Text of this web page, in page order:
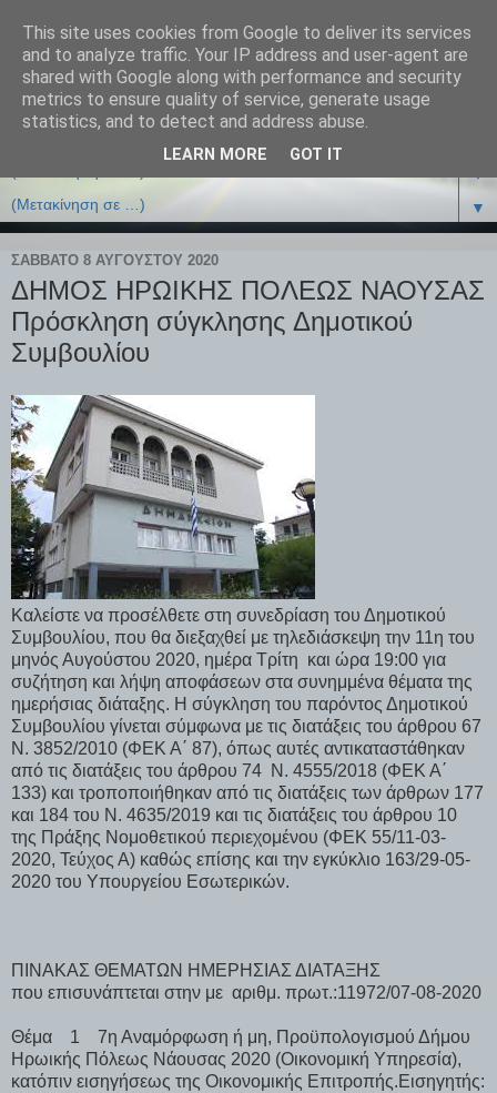
▼
▼
ΣΆΒΒΑΤΟ 8 ΑΥΓΟΎΣΤΟΥ 2020
ΔΗΜΟΣ ΗΡΩΙΚΗΣ ΠΟΛΕΩΣ ΝΑΟΥΣΑΣ
Πρόσκληση σύγκλησης Δημοτικού
Συμβουλίου
Καλείστε να προσέλθετε στη συνεδρίαση του Δημοτικού
Συμβουλίου, που θα διεξαχθεί με τηλεδιάσκεψη την 11η του
μηνός Αυγούστου 2020, ημέρα Τρίτη και ώρα 19:00 για
συζήτηση και λήψη αποφάσεων στα συνημμένα θέματα της
ημερήσιας διάταξης. Η σύγκληση του παρόντος Δημοτικού
Συμβουλίου γίνεται σύμφωνα με τις διατάξεις του άρθρου 67
Ν. 3852/2010 (ΦΕΚ Α΄ 87), όπως αυτές αντικαταστάθηκαν
από τις διατάξεις του άρθρου 74 Ν. 4555/2018 (ΦΕΚ Α΄
133) και τροποποιήθηκαν από τις διατάξεις των άρθρων 177
και 184 του Ν. 4635/2019 και τις διατάξεις του άρθρου 10
της Πράξης Νομοθετικού περιεχομένου (ΦΕΚ 55/11-03-
2020, Τεύχος Α) καθώς επίσης και την εγκύκλιο 163/29-05-
2020 του Υπουργείου Εσωτερικών.
ΠΙΝΑΚΑΣ ΘΕΜΑΤΩΝ ΗΜΕΡΗΣΙΑΣ ΔΙΑΤΑΞΗΣ
που επισυνάπτεται στην με αριθμ. πρωτ.:11972/07-08-2020
Θέμα 1 7η Αναμόρφωση ή μη, Προϋπολογισμού Δήμου
Ηρωικής Πόλεως Νάουσας 2020 (Οικονομική Υπηρεσία),
κατόπιν εισηγήσεως της Οικονομικής Επιτροπής.Εισηγητής:
This site uses cookies from Google to deliver its services
and to analyze traffic. Your IP address and user-agent are
shared with Google along with performance and security
metrics to ensure quality of service, generate usage
statistics, and to detect and address abuse.
LEARN MORE GOT IT